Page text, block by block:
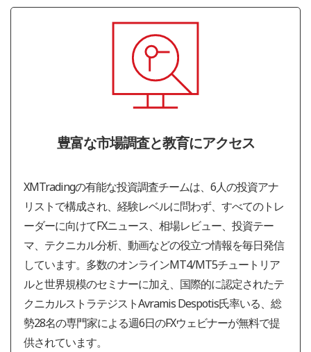
豊富な市場調査と教育にアクセス
XMTradingの有能な投資調査チームは、6人の投資アナ
リストで構成され、経験レベルに問わず、すべてのトレ
ーダーに向けてFXニュース、相場レビュー、投資テー
マ、テクニカル分析、動画などの役立つ情報を毎日発信
しています。多数のオンラインMT4/MT5チュートリア
ルと世界規模のセミナーに加え、国際的に認定されたテ
クニカルストラテジストAvramis Despotis氏率いる、総
勢28名の専門家による週6日のFXウェビナーが無料で提
供されています。